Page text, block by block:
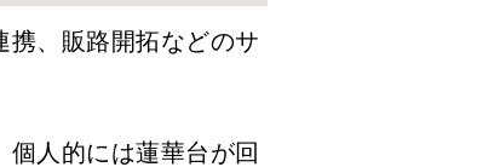
携、販路開拓などのサ
人的には蓮華台が回